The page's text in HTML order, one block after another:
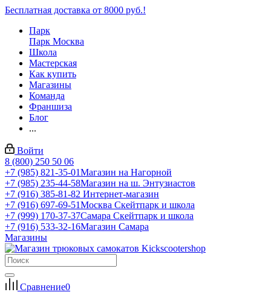
Бесплатная доставка от 8000 руб.!
Парк
Парк Москва
Школа
Мастерская
Как купить
Магазины
Команда
Франшиза
Блог
...
Войти
8 (800) 250 50 06
+7 (985) 821-35-01Магазин на Нагорной
+7 (985) 235-44-58Магазин на ш. Энтузиастов
+7 (916) 385-81-82 Интернет-магазин
+7 (916) 697-69-51Москва Скейтпарк и школа
+7 (999) 170-37-37Самара Скейтпарк и школа
+7 (916) 533-32-16Магазин Самара
Магазины
Сравнение0